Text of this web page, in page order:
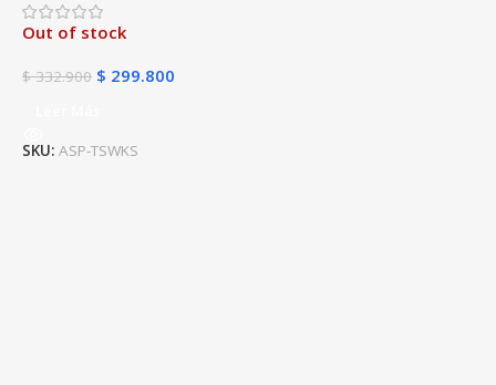
limpieza + Filtro HEPA +
Maletín
Out of stock
$332.900 $ 299.800
SKU: ASP-TSWKS